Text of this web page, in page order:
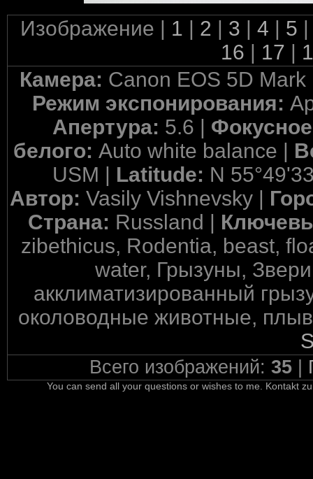
Изображение | 1 | 2 | 3 | 4 | 5 |
16 | 17 |
Камера: Canon EOS 5D
Режим экспонирования:
Апертура: 5.6 |
белого: Auto white balance |
USM | Latitude: N
Автор: Vasily Vishnevsky |
Страна: Russland |
zibethicus, Rodentia, beast,
water, Грызуны,
акклиматизированный
околоводные животные,
Всего изображений: 35|
You can send all your questions or wishes to me. Kontakt